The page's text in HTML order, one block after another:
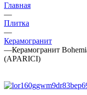
Главная
—
Плитка
—
Керамогранит
—Керамогранит
(APARICI)